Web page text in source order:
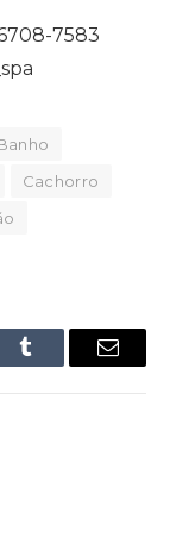
7583
Cachorro
Tumblr Email